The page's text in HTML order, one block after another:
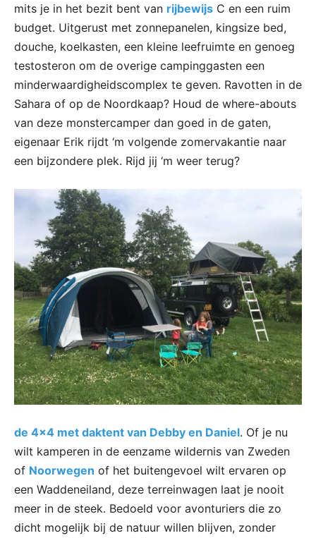
mits je in het bezit bent van rijbewijs C en een ruim
budget. Uitgerust met zonnepanelen, kingsize bed,
douche, koelkasten, een kleine leefruimte en genoeg
testosteron om de overige campinggasten een
minderwaardigheidscomplex te geven. Ravotten in de
Sahara of op de Noordkaap? Houd de where-abouts
van deze monstercamper dan goed in de gaten,
eigenaar Erik rijdt ‘m volgende zomervakantie naar
een bijzondere plek. Rijd jij ‘m weer terug?
de 4×4 met daktent van Debby en Daniel. Of je nu
wilt kamperen in de eenzame wildernis van Zweden
of Noorwegen of het buitengevoel wilt ervaren op
een Waddeneiland, deze terreinwagen laat je nooit
meer in de steek. Bedoeld voor avonturiers die zo
dicht mogelijk bij de natuur willen blijven, zonder